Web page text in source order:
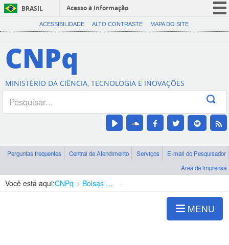
BRASIL
Acesso à informação
CORONAVÍRUS (COVID-19)
Canais
ACESSIBILIDADE ALTO CONTRASTE MAPA DO SITE
CNPq
MINISTÉRIO DA CIÊNCIA, TECNOLOGIA E INOVAÇÕES
Perguntas frequentes Central de Atendimento Serviços
E-mail do Pesquisador
Área de imprensa
Você está aqui:CNPq Bolsas e Auxílios Vigentes
MENU